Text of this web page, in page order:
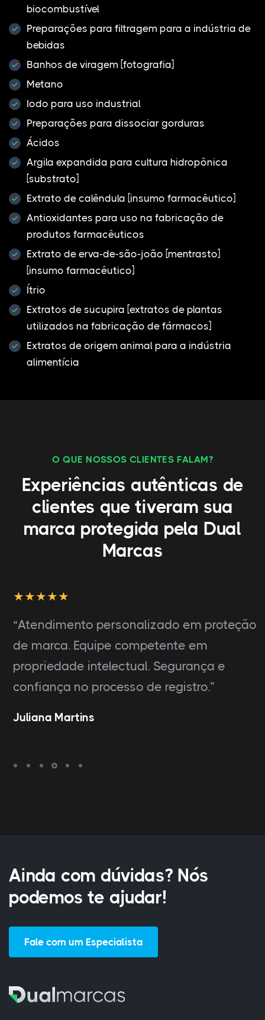
biocombustível
Preparações para filtragem para a indústria de
bebidas
Banhos de viragem [fotografia]
Metano
Iodo para uso industrial
Preparações para dissociar gorduras
Ácidos
Argila expandida para cultura hidropônica
[substrato]
Extrato de calêndula [insumo farmacêutico]
Antioxidantes para uso na fabricação de
produtos farmacêuticos
Extrato de erva-de-são-joão [mentrasto]
[insumo farmacêutico]
Ítrio
Extratos de sucupira [extratos de plantas
utilizados na fabricação de fármacos]
Extratos de origem animal para a indústria
alimentícia
O QUE NOSSOS CLIENTES FALAM?
Experiências autênticas de
clientes que tiveram sua
marca protegida pela Dual
Marcas
“Atendimento personalizado em proteção
de marca. Equipe competente em
propriedade intelectual. Segurança e
confiança no processo de registro.”
Juliana Martins
Ainda com dúvidas? Nós
podemos te ajudar!
Fale com um Especialista